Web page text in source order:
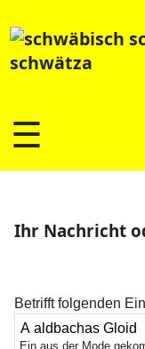
schwätza
☰
Ihr Nachricht
Betrifft folgenden
Ein aus der Mode